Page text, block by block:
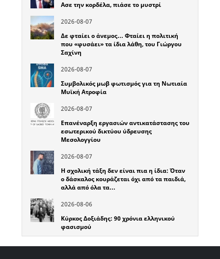
Ασε την κορδέλα, πιάσε το μυστρί
2026-08-07
Δε φταίει ο άνεμος… Φταίει η πολιτική
που «φυσάει» τα ίδια λάθη, του Γιώργου
Σαχίνη
2026-08-07
Συμβολικός μωβ φωτισμός για τη Νωτιαία
Μυϊκή Ατροφία
2026-08-07
Επανέναρξη εργασιών αντικατάστασης του
εσωτερικού δικτύου ύδρευσης
Μεσολογγίου
2026-08-07
Η σχολική τάξη δεν είναι πια η ίδια: Όταν
ο δάσκαλος κουράζεται όχι από τα παιδιά,
αλλά από όλα τα…
2026-08-06
Κύρκος Δοξιάδης: 90 χρόνια ελληνικού
φασισμού